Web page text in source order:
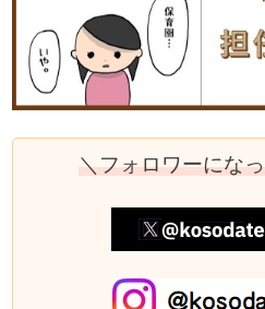
＼フォロワーにな